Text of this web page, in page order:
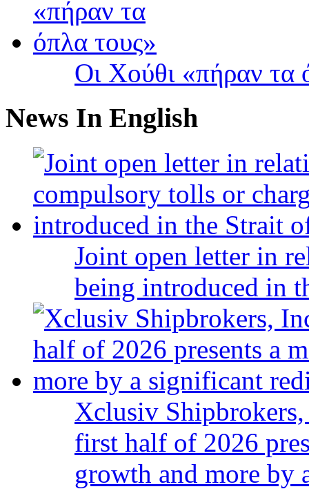
Οι Χούθι «πήραν τα
News In English
Joint open letter in
being introduced in
Xclusiv
first half of 2026
growth and more